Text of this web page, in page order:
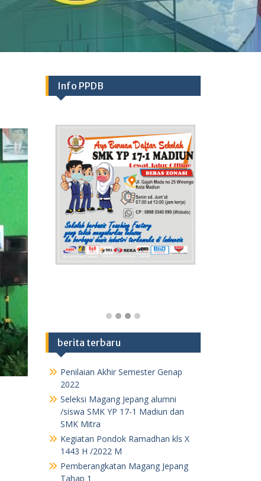
Info PPDB
berita terbaru
Penilaian Akhir Semester Genap
2022
Seleksi Magang Jepang alumni
/siswa SMK YP 17-1 Madiun dan
SMK Mitra
Kegiatan Pondok Ramadhan kls X
1443 H /2022 M
Pemberangkatan Magang Jepang
Tahap 1